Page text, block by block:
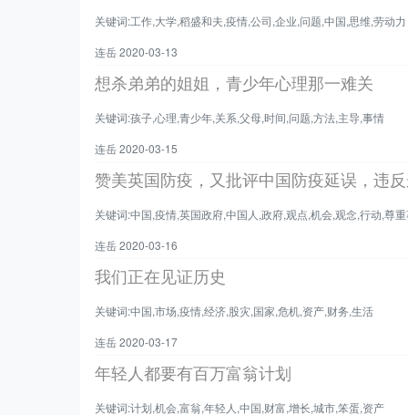
关键词:工作,大学,稻盛和夫,疫情,公司,企业,问题,中国,思维,劳动力
连岳 2020-03-13
想杀弟弟的姐姐，青少年心理那一难关
关键词:孩子,心理,青少年,关系,父母,时间,问题,方法,主导,事情
连岳 2020-03-15
赞美英国防疫，又批评中国防疫延误，违
关键词:中国,疫情,英国政府,中国人,政府,观点,机会,观念,行动,尊
连岳 2020-03-16
我们正在见证历史
关键词:中国,市场,疫情,经济,股灾,国家,危机,资产,财务,生活
连岳 2020-03-17
年轻人都要有百万富翁计划
关键词:计划,机会,富翁,年轻人,中国,财富,增长,城市,笨蛋,资产